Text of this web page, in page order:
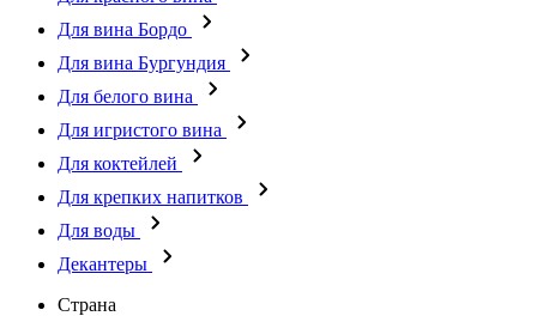
Для вина Бордо
Для вина Бургундия
Для белого вина
Для игристого вина
Для коктейлей
Для крепких напитков
Для воды
Декантеры
Страна